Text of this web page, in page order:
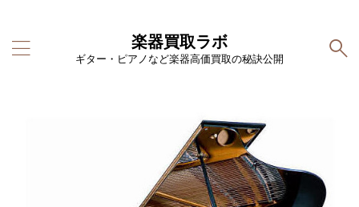
楽器買取ラボ
ギター・ピアノなど楽器高価買取の秘訣公開